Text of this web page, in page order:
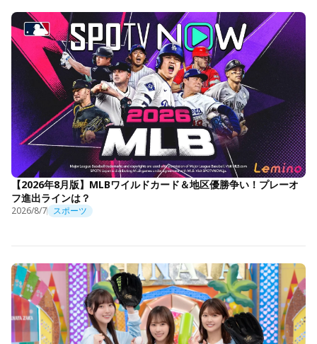
【2026年8月版】MLBワイルドカード＆地区優勝争い！プレーオ
フ進出ラインは？
2026/8/7 スポーツ